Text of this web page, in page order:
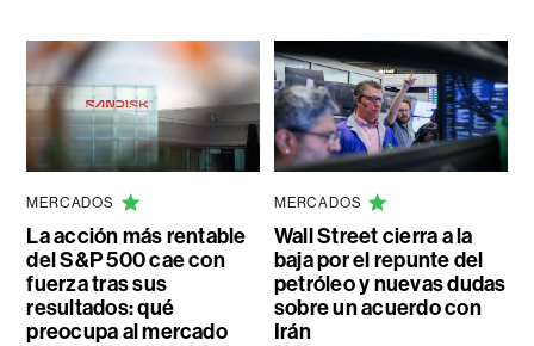
MERCADOS
La acción más rentable
del S&P 500 cae con
fuerza tras sus
resultados: qué
preocupa al mercado
MERCADOS
Wall Street cierra a la
baja por el repunte del
petróleo y nuevas dudas
sobre un acuerdo con
Irán